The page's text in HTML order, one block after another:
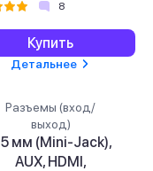
8
Купить
Детальнее
Разъемы (вход/
выход)
мм (Mini-Jack),
AUX, HDMI,